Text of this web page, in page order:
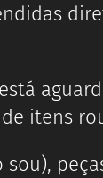
itens
sou),